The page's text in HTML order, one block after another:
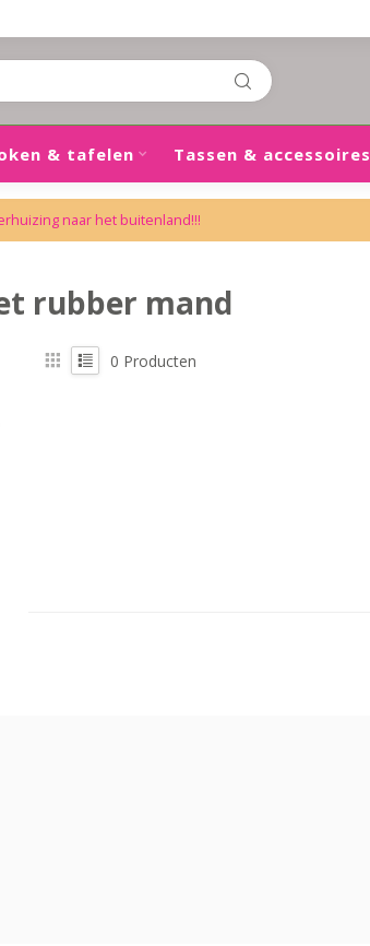
& tafelen Tassen & accessoires
naar het buitenland!!!
rubber mand
0 Producten